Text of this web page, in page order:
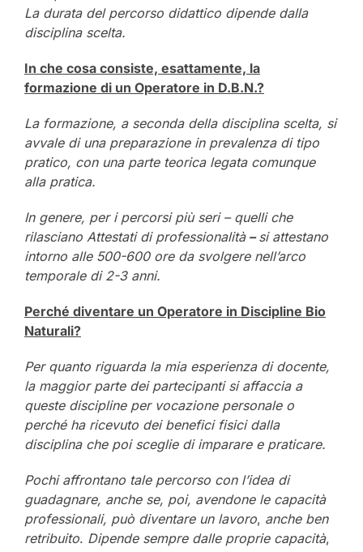
La durata del percorso didattico dipende dalla
disciplina scelta.
In che cosa consiste, esattamente, la
formazione di un Operatore in D.B.N.?
La formazione, a seconda della disciplina scelta, si
avvale di una preparazione in prevalenza di tipo
pratico, con una parte teorica legata comunque
alla pratica.
In genere, per i percorsi più seri – quelli che
rilasciano Attestati di professionalità–si attestano
intorno alle 500-600 ore da svolgere nell’arco
temporale di 2-3 anni.
Perché diventare un Operatore in Discipline Bio
Naturali?
Per quanto riguarda la mia esperienza di docente,
la maggior parte dei partecipanti si affaccia a
queste discipline per vocazione personale o
perché ha ricevuto dei benefici fisici dalla
disciplina che poi sceglie di imparare e praticare.
Pochi affrontano tale percorso con l’idea di
guadagnare, anche se, poi, avendone le capacità
professionali, può diventare un lavoro, anche ben
retribuito. Dipende sempre dalle proprie capacità,